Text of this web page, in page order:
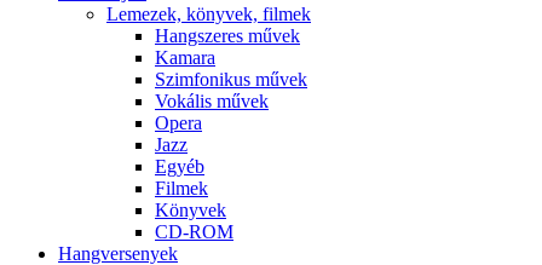
Lemezek, könyvek, filmek
Hangszeres művek
Kamara
Szimfonikus művek
Vokális művek
Opera
Jazz
Egyéb
Filmek
Könyvek
CD-ROM
Hangversenyek